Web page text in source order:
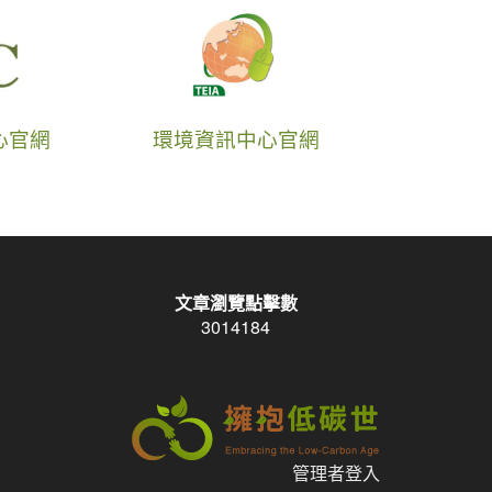
官網 環境資訊中心官網
文章瀏覽點擊數
3014184
管理者登入